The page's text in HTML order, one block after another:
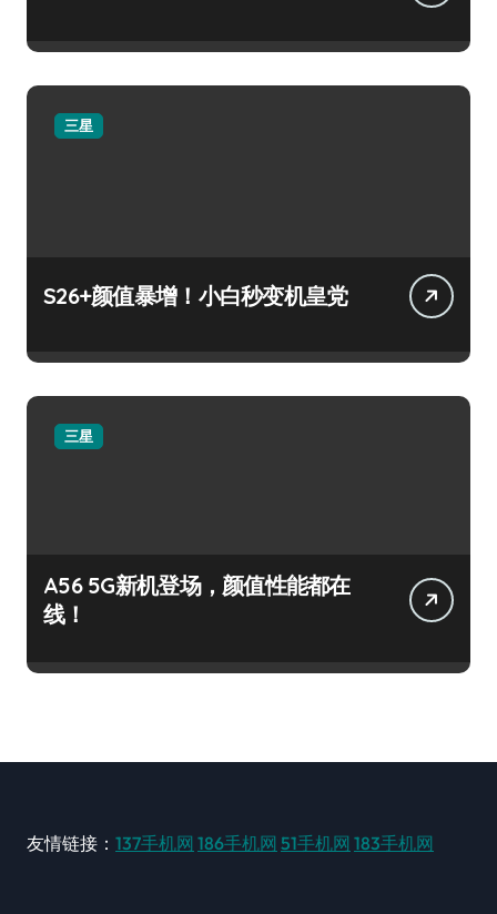
三星
S26+颜值暴增！小白秒变机皇党
三星
A56 5G新机登场，颜值性能都在
线！
友情链接： 137手机网 186手机网 51手机网 183手机网